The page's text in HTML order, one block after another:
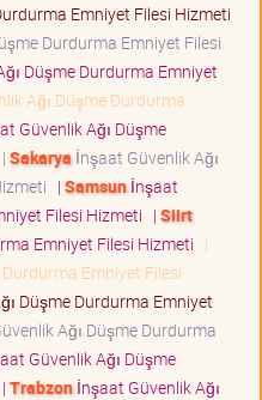
Emniyet Filesi Hizmeti
Durdurma Emniyet Filesi
Düşme Durdurma Emniyet
Ağı Düşme Durdurma
Güvenlik Ağı Düşme
| Sakarya İnşaat Güvenlik Ağı
| Samsunİnşaat
Filesi Hizmeti | Siirt
Emniyet Filesi Hizmeti |
Emniyet Filesi
Düşme Durdurma Emniyet
Ağı Düşme Durdurma
Güvenlik Ağı Düşme
| Trabzonİnşaat Güvenlik Ağı